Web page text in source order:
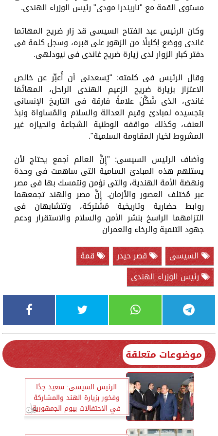
مستوى القمة مع "ناريندرا مودى" رئيس الوزراء الهندى.
وكان الرئيس عبد الفتاح السيسى قد زار ضريح المهاتما
غاندى ووضع إكليلًا من الزهور على قبره، وسجل كلمة فى
دفتر كبار الزوار لدى زيارة ضريح غاندى فى نيودلهى.
وقال الرئيس فى كلمته: "يُسعدنى أن أُعبِّر عن خالص
الاعتزاز بزيارة ضريح الزعيم الهندى الراحل، المهاتْمَا
غاندى، الذى شَكَّلَ علامةً فارقة فى التاريخ الإنسانى
بتجسيده لمبادئ وقيم العدالة والسلام والمُساواة ونبذ
العنف، وكذلك مواقفه الوطنية الشجاعة وانحيازه غير
المشروط لخيار المقاومة السلمية".
وأضاف الرئيس السيسى: "إِنَّ العالم أجمع يحتاج لأن
يستلهم هذه المبادئ السامية التى ساهمت فى وحدة
ونهضة الأمة الهندية، والتى نؤمن ونتمسك بها فى مصر
عبر مُختلف العصور والأزمان. إِنَّ مصر والهند تجمعهما
روابط حضارية وتاريخية مُشتركة، وتتشابهان فى
التزامهما الراسخ بنشر الأمن والسلام والاستقرار ودعم
جهود التنمية والرخاء والعمران
السيسى
قصر حيدر
قمة
رئيس الوزراء الهندى
موضوعات متعلقة
الرئيس السيسى: سعيد جدًا
وفخور بزيارة الهند والمشاركة
في الاحتفالات بيوم الجمهورية